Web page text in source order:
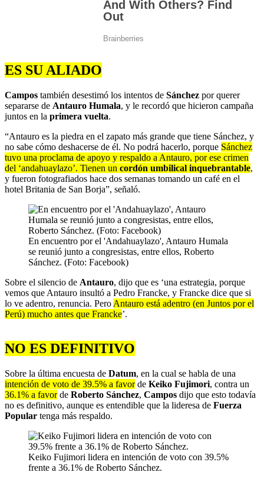
ES SU ALIADO
Campos también desestimó los intentos de Sánchez por querer
separarse de Antauro Humala, y le recordó que hicieron campaña
juntos en la primera vuelta.
“Antauro es la piedra en el zapato más grande que tiene Sánchez, y
no sabe cómo deshacerse de él. No podrá hacerlo, porque Sánchez
tuvo una proclama de apoyo y respaldo a Antauro, por ese crimen
del ‘andahuaylazo’. Tienen un cordón umbilical inquebrantable,
y fueron fotografiados hace dos semanas tomando un café en el
hotel Britania de San Borja”, señaló.
En encuentro por el 'Andahuaylazo', Antauro Humala
se reunió junto a congresistas, entre ellos, Roberto
Sánchez. (Foto: Facebook)
Sobre el silencio de Antauro, dijo que es ‘una estrategia, porque
vemos que Antauro insultó a Pedro Francke, y Francke dice que si
lo ve adentro, renuncia. Pero Antauro está adentro (en Juntos por el
Perú) mucho antes que Francke’.
NO ES DEFINITIVO
Sobre la última encuesta de Datum, en la cual se habla de una
intención de voto de 39.5% a favorde Keiko Fujimori, contra un
36.1% a favorde Roberto Sánchez, Campos dijo que esto todavía
no es definitivo, aunque es entendible que la lideresa de Fuerza
Popular tenga más respaldo.
Keiko Fujimori lidera en intención de voto con 39.5%
frente a 36.1% de Roberto Sánchez.